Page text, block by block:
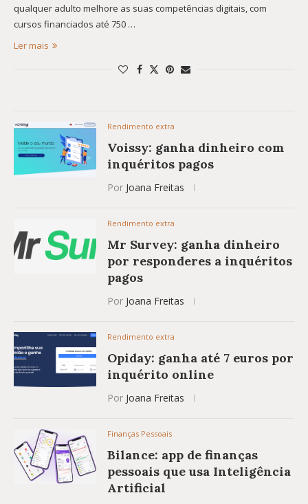
qualquer adulto melhore as suas competências digitais, com
cursos financiados até 750 …
Ler mais
Rendimento extra
Voissy: ganha dinheiro com
inquéritos pagos
Por Joana Freitas
Rendimento extra
Mr Survey: ganha dinheiro
por responderes a inquéritos
pagos
Por Joana Freitas
Rendimento extra
Opiday: ganha até 7 euros por
inquérito online
Por Joana Freitas
Finanças Pessoais
Bilance: app de finanças
pessoais que usa Inteligência
Artificial